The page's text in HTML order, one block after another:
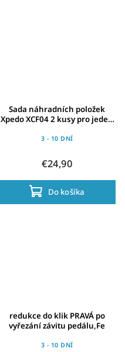
Sada náhradních položek
Xpedo XCF04 2 kusy pro jeden
3 - 10 DNÍ
€24,90
Do košíka
redukce do klik PRAVÁ po
vyřezání závitu pedálu,Fe
3 - 10 DNÍ